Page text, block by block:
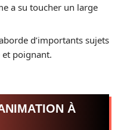
a su toucher un large
d’importants sujets
poignant.
À